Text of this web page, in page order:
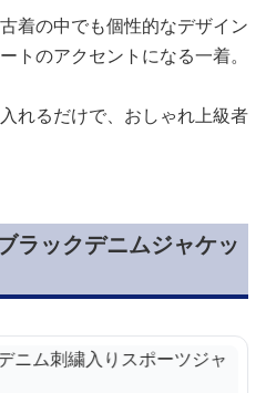
着の中でも個性的なデザイン
トのアクセントになる一着。
れるだけで、おしゃれ上級者
ラックデニムジャケッ